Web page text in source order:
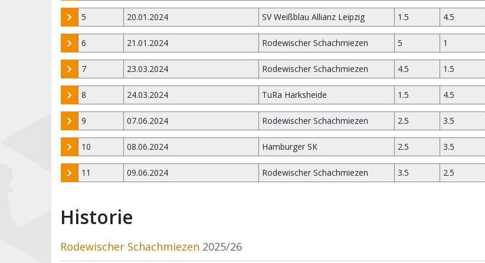
5 20.01.2024 SV Weißblau Allianz Leipzig 1.5 4.5
6 21.01.2024 Rodewischer Schachmiezen 5 1
7 23.03.2024 Rodewischer Schachmiezen 4.5 1.5
8 24.03.2024 TuRa Harksheide 1.5 4.5
9 07.06.2024 Rodewischer Schachmiezen 2.5 3.5
10 08.06.2024 Hamburger SK 2.5 3.5
11 09.06.2024 Rodewischer Schachmiezen 3.5 2.5
Historie
Rodewischer Schachmiezen 2025/26